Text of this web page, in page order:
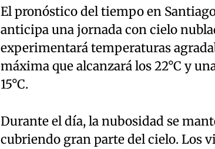
El pronóstico del tiempo en
anticipa una jornada con cielo
experimentará temperaturas
máxima que alcanzará los 22°C y
15°C.
Durante el día, la nubosidad se
cubriendo gran parte del cielo. Los